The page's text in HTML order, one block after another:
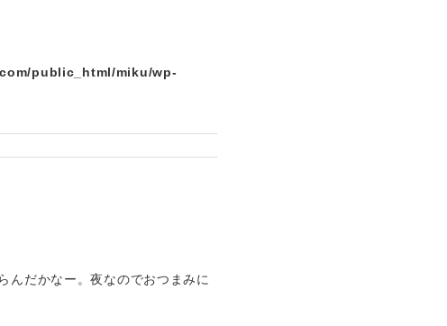
public_html/miku/wp-
んだかなー。夜なのでおつまみに